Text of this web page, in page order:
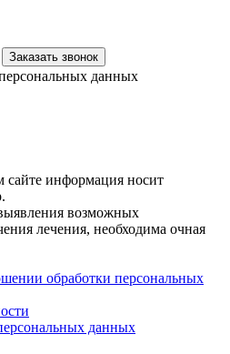
данных
сайте информация носит
возможных
лечения, необходима очная
обработки персональных
данных